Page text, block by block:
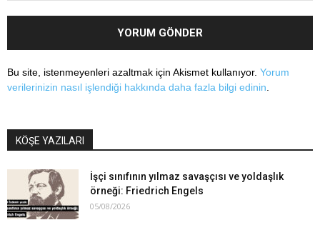
Bu site, istenmeyenleri azaltmak için Akismet kullanıyor. Yorum
verilerinizin nasıl işlendiği hakkında daha fazla bilgi edinin
KÖŞE YAZILARI
İşçi sınıfının yılmaz savaşçısı ve yoldaşlık
örneği: Friedrich Engels
05/08/2026